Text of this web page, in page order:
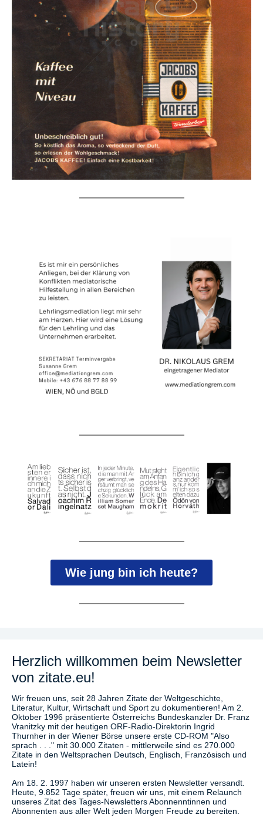
Wie jung bin ich heute?
Herzlich willkommen beim Newsletter
von zitate.eu!
Wir freuen uns, seit 28 Jahren Zitate der Weltgeschichte,
Literatur, Kultur, Wirtschaft und Sport zu dokumentieren! Am 2.
Oktober 1996 präsentierte Österreichs Bundeskanzler Dr. Franz
Vranitzky mit der heutigen ORF-Radio-Direktorin Ingrid
Thurnher in der Wiener Börse unsere erste CD-ROM "Also
sprach . . ." mit 30.000 Zitaten - mittlerweile sind es 270.000
Zitate in den Weltsprachen Deutsch, Englisch, Französisch und
Latein!
Am 18. 2. 1997 haben wir unseren ersten Newsletter versandt.
Heute, 9.852 Tage später, freuen wir uns, mit einem Relaunch
unseres Zitat des Tages-Newsletters Abonnenntinnen und
Abonnenten aus aller Welt jeden Morgen Freude zu bereiten.